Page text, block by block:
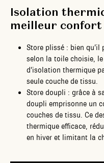
Isolation
meilleur confort
Store plissé : bien
selon la toile choisie,
d’isolation thermique
seule couche de tissu.
Store doupli : grâce à
doupli emprisonne un
couches de tissu. Ce
thermique efficace,
en hiver et limitant la